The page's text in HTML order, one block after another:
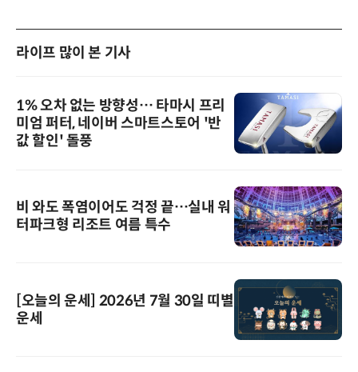
라이프 많이 본 기사
1% 오차 없는 방향성… 타마시 프리
미엄 퍼터, 네이버 스마트스토어 '반
값 할인' 돌풍
비 와도 폭염이어도 걱정 끝…실내 워
터파크형 리조트 여름 특수
[오늘의 운세] 2026년 7월 30일 띠별
운세